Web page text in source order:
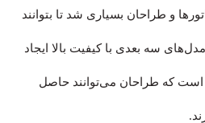
و طراحان بسیاری شد تا بتوانند
سه بعدی با کیفیت بالا ایجاد
است که طراحان می‌توانند حاصل